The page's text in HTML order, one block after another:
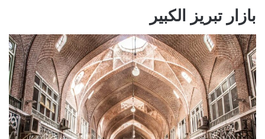
بازار تبريز الكبير